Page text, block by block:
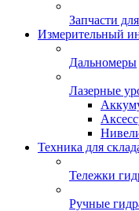
Запчасти
Измерительный
Дальномеры
Лазерные
Техника для
Тележки
Ручные